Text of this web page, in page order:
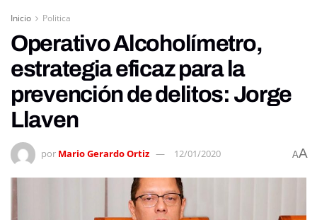
Inicio Politica
Operativo Alcoholímetro,
estrategia eficaz para la
prevención de delitos: Jorge
Llaven
por Mario Gerardo Ortiz 12/01/2020 AA